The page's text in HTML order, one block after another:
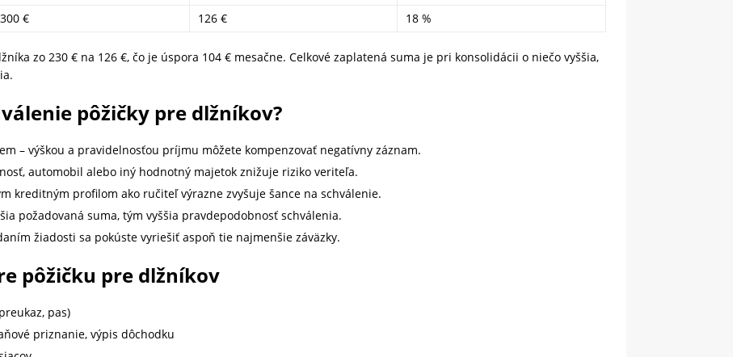
€ 126 € 18 %
zo 230 € na 126 €, čo je úspora 104 € mesačne. Celkové zaplatená suma je pri konsolidácii o niečo vyššia,
pôžičky pre dlžníkov?
– výškou a pravidelnosťou príjmu môžete kompenzovať negatívny záznam.
automobil alebo iný hodnotný majetok znižuje riziko veriteľa.
kreditným profilom ako ručiteľ výrazne zvyšuje šance na schválenie.
požadovaná suma, tým vyššia pravdepodobnosť schválenia.
žiadosti sa pokúste vyriešiť aspoň tie najmenšie záväzky.
pôžičku pre dlžníkov
pas)
priznanie, výpis dôchodku